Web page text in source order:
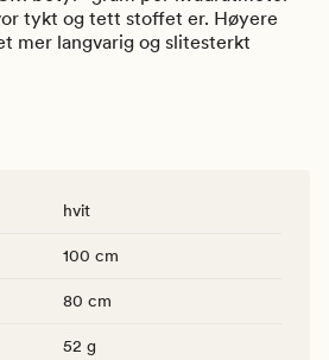
tykt og tett stoffet er. Høyere
mer langvarig og slitesterkt
hvit
100 cm
80 cm
52 g